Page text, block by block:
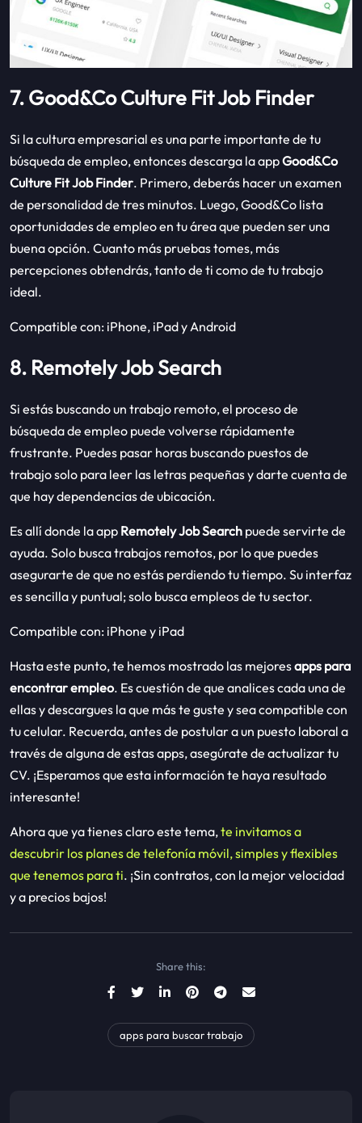
7. Good&Co Culture Fit Job Finder
Si la cultura empresarial es una parte importante de tu
búsqueda de empleo, entonces descarga la appGood&Co
Culture Fit Job Finder. Primero, deberás hacer un examen
de personalidad de tres minutos. Luego, Good&Co lista
oportunidades de empleo en tu área que pueden ser una
buena opción. Cuanto más pruebas tomes, más
percepciones obtendrás, tanto de ti como de tu trabajo
ideal.
Compatible con: iPhone, iPad y Android
8. Remotely Job Search
Si estás buscando un trabajo remoto, el proceso de
búsqueda de empleo puede volverse rápidamente
frustrante. Puedes pasar horas buscando puestos de
trabajo solo para leer las letras pequeñas y darte cuenta de
que hay dependencias de ubicación.
Es allí donde la app Remotely Job Search puede servirte de
ayuda. Solo busca trabajos remotos, por lo que puedes
asegurarte de que no estás perdiendo tu tiempo. Su interfaz
es sencilla y puntual; solo busca empleos de tu sector.
Compatible con: iPhone y iPad
Hasta este punto, te hemos mostrado las mejoresapps para
encontrar empleo. Es cuestión de que analices cada una de
ellas y descargues la que más te guste y sea compatible con
tu celular. Recuerda, antes de postular a un puesto laboral a
través de alguna de estas apps, asegúrate de actualizar tu
CV. ¡Esperamos que esta información te haya resultado
interesante!
Ahora que ya tienes claro este tema,te invitamos a
descubrir los planes de telefonía móvil, simples y flexibles
que tenemos para ti. ¡Sin contratos, con la mejor velocidad
y a precios bajos!
Share this:
apps para buscar trabajo